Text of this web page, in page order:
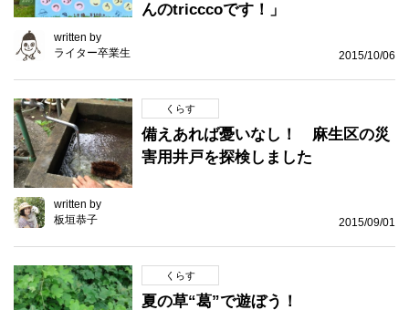
んのtricccoです！」
written by
ライター卒業生
2015/10/06
くらす
備えあれば憂いなし！ 麻生区の災
害用井戸を探検しました
written by
板垣恭子
2015/09/01
くらす
夏の草“葛”で遊ぼう！